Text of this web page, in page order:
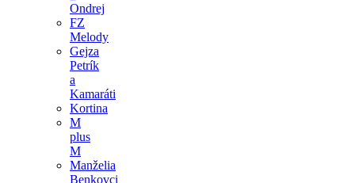
Ondrej
FZ
Melody
Gejza
Petrík
a
Kamaráti
Kortina
M
plus
M
Manželia
Benkovci